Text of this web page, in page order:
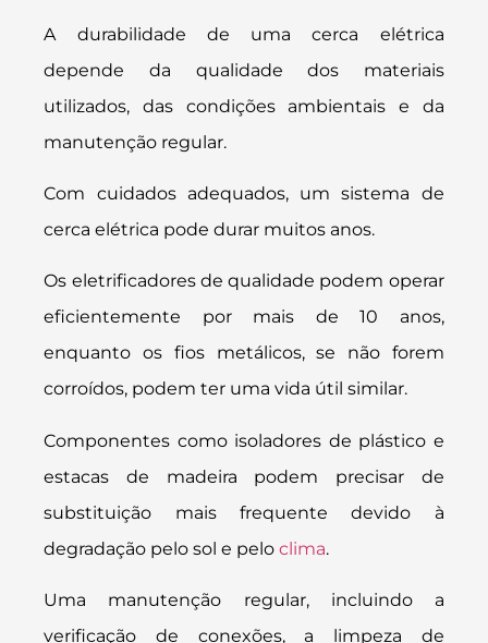
A durabilidade de uma cerca elétrica
depende da qualidade dos materiais
utilizados, das condições ambientais e da
manutenção regular.
Com cuidados adequados, um sistema de
cerca elétrica pode durar muitos anos.
Os eletrificadores de qualidade podem operar
eficientemente por mais de 10 anos,
enquanto os fios metálicos, se não forem
corroídos, podem ter uma vida útil similar.
Componentes como isoladores de plástico e
estacas de madeira podem precisar de
substituição mais frequente devido à
degradação pelo sol e peloclima.
Uma manutenção regular, incluindo a
verificação de conexões, a limpeza de